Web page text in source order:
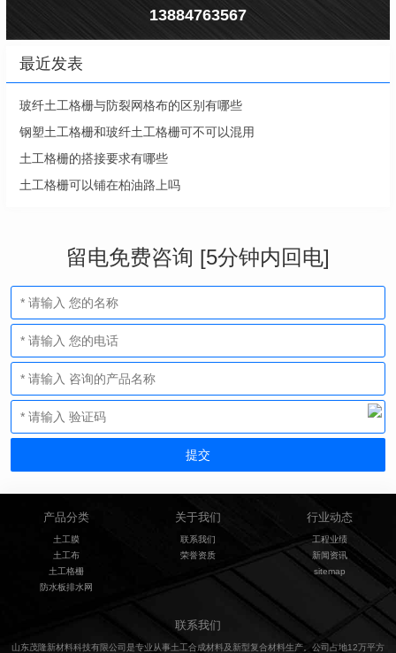
13884763567
最近发表
玻纤土工格栅与防裂网格布的区别有哪些
钢塑土工格栅和玻纤土工格栅可不可以混用
土工格栅的搭接要求有哪些
土工格栅可以铺在柏油路上吗
留电免费咨询 [5分钟内回电]
产品分类
土工膜
土工布
土工格栅
防水板排水网
关于我们
联系我们
荣誉资质
行业动态
工程业绩
新闻资讯
sitemap
联系我们
山东茂隆新材料科技有限公司是专业从事土工合成材料及新型复合材料生产。公司占地12万平方